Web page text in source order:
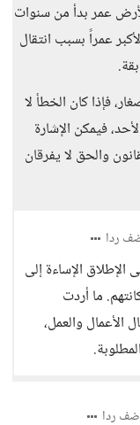
عمر بدأ من سنوات
عمراً بسبب انتقال
فإذا كان الخطأ لا
فيمكن الإشارة
والحق لا يفرقان
ردا
الإساءة إلى
ما أردت
والعمل،
ردا